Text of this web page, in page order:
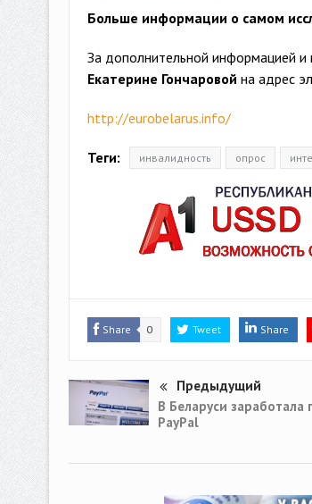
Больше информации о самом
За дополнительной информацией
Екатерине Гончаровой на адрес
http://eurobelarus.info/
Теги: инвалидность опрос
Share 0 Tweet Share
Предыдущий
В Беларуси заработала
PayPal